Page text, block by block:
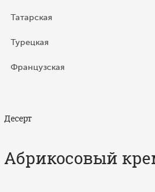
Татарская
Турецкая
Французская
Десерт
Абрикосовый